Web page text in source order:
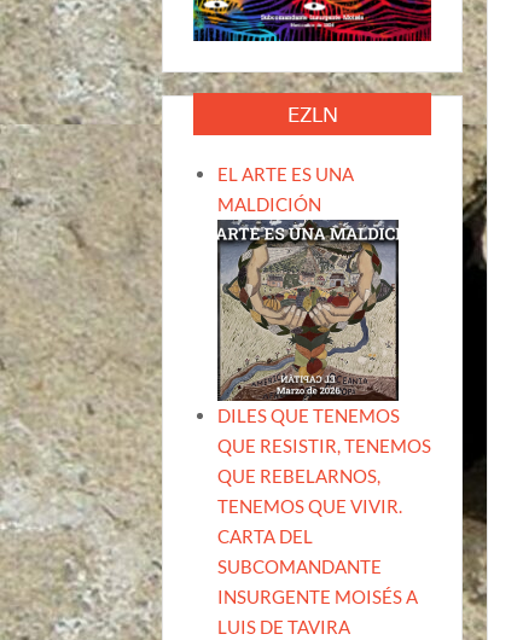
EZLN
EL ARTE ES UNA
MALDICIÓN
DILES QUE TENEMOS
QUE RESISTIR, TENEMOS
QUE REBELARNOS,
TENEMOS QUE VIVIR.
CARTA DEL
SUBCOMANDANTE
INSURGENTE MOISÉS A
LUIS DE TAVIRA